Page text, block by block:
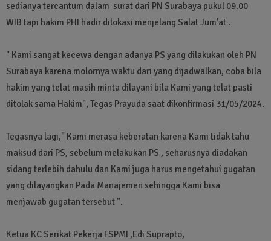
sedianya tercantum dalam surat dari PN Surabaya pukul 09.00
WIB tapi hakim PHI hadir dilokasi menjelang Salat Jum'at .
" Kami sangat kecewa dengan adanya PS yang dilakukan oleh PN
Surabaya karena molornya waktu dari yang dijadwalkan, coba bila
hakim yang telat masih minta dilayani bila Kami yang telat pasti
ditolak sama Hakim", Tegas Prayuda saat dikonfirmasi 31/05/2024.
Tegasnya lagi," Kami merasa keberatan karena Kami tidak tahu
maksud dari PS, sebelum melakukan PS , seharusnya diadakan
sidang terlebih dahulu dan Kami juga harus mengetahui gugatan
yang dilayangkan Pada Manajemen sehingga Kami bisa
menjawab gugatan tersebut ".
Ketua KC Serikat Pekerja FSPMI ,Edi Suprapto,